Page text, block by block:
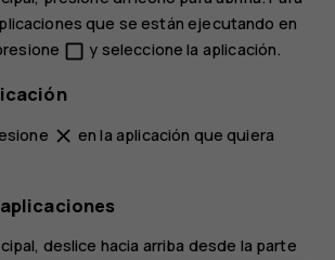
que se están ejecutando en
check_box_outline_blank y seleccione la aplicación.
close en la aplicación que quiera
deslice hacia arriba desde la parte